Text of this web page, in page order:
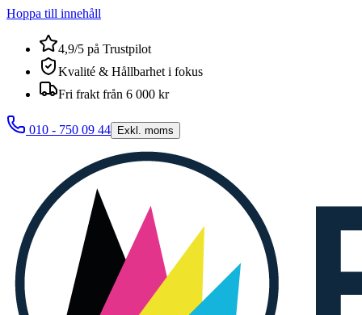
Hoppa till innehåll
4,9/5 på Trustpilot
Kvalité & Hållbarhet i fokus
Fri frakt från 6 000 kr
010 - 750 09 44 Exkl. moms